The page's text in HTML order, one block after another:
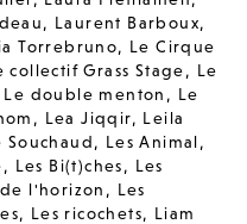
, Laurent Barboux,
Torrebruno, Le Cirque
collectif Grass Stage, Le
Le double menton , Le
, Lea Jiqqir, Leila
Souchaud, Les Animal,
, Les Bi(t)ches, Les
l'horizon , Les
, Les ricochets, Liam